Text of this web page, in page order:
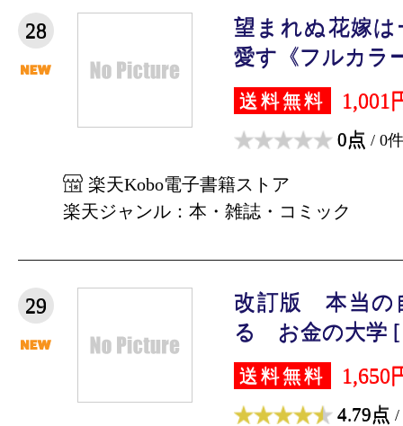
28
望まれぬ花嫁
愛す《フルカラ
送料無料 1,001
0点 / 0件
楽天Kobo電子書籍ストア
楽天ジャンル：本・雑誌・コミック
29
改訂版 本当の
る お金の大学 [
送料無料 1,650
4.79点 /